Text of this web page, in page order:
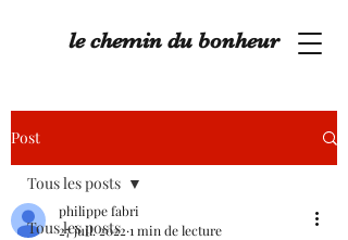
le chemin du bonheur
Post
Tous les posts
Tous les posts
philippe fabri
27 juil. 2022 1 min de lecture